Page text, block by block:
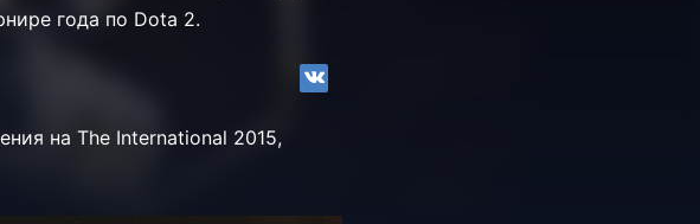
года по Dota 2.
на The International 2015,